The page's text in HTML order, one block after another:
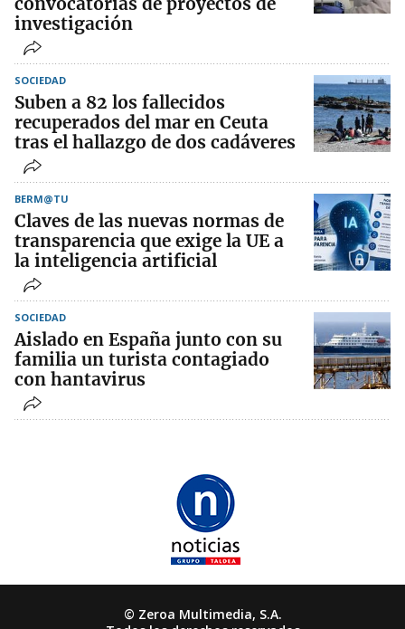
investigación
SOCIEDAD
Suben a 82 los fallecidos
recuperados del mar en Ceuta
tras el hallazgo de dos cadáveres
BERM@TU
Claves de las nuevas normas de
transparencia que exige la UE a
la inteligencia artificial
SOCIEDAD
Aislado en España junto con su
familia un turista contagiado
con hantavirus
© Zeroa Multimedia, S.A.